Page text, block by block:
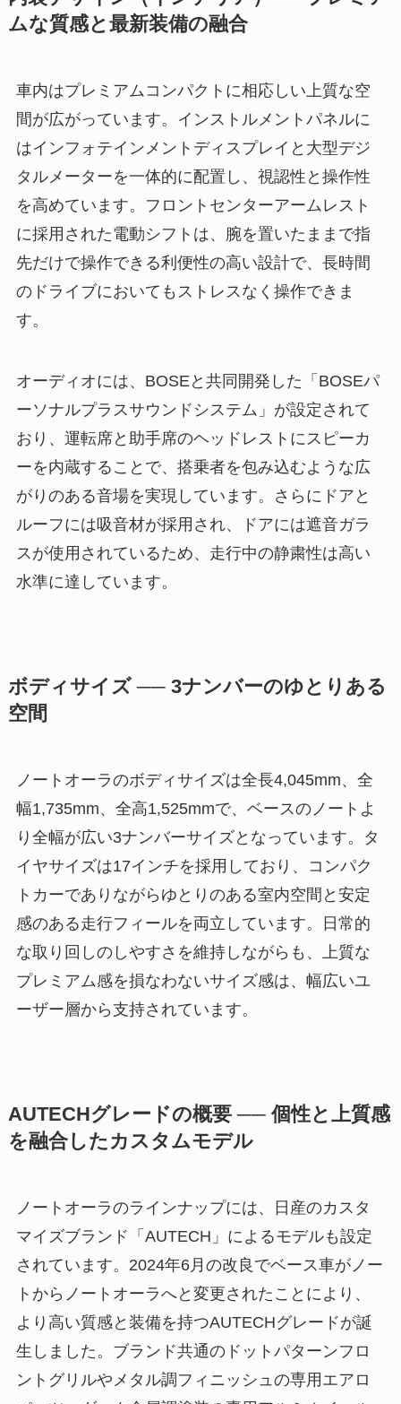
ムな質感と最新装備の融合
車内はプレミアムコンパクトに相応しい上質な空
間が広がっています。インストルメントパネルに
はインフォテインメントディスプレイと大型デジ
タルメーターを一体的に配置し、視認性と操作性
を高めています。フロントセンターアームレスト
に採用された電動シフトは、腕を置いたままで指
先だけで操作できる利便性の高い設計で、長時間
のドライブにおいてもストレスなく操作できま
す。
オーディオには、BOSEと共同開発した「BOSEパ
ーソナルプラスサウンドシステム」が設定されて
おり、運転席と助手席のヘッドレストにスピーカ
ーを内蔵することで、搭乗者を包み込むような広
がりのある音場を実現しています。さらにドアと
ルーフには吸音材が採用され、ドアには遮音ガラ
スが使用されているため、走行中の静粛性は高い
水準に達しています。
ボディサイズ ── 3ナンバーのゆとりある
空間
ノートオーラのボディサイズは全長4,045mm、全
幅1,735mm、全高1,525mmで、ベースのノートよ
り全幅が広い3ナンバーサイズとなっています。タ
イヤサイズは17インチを採用しており、コンパク
トカーでありながらゆとりのある室内空間と安定
感のある走行フィールを両立しています。日常的
な取り回しのしやすさを維持しながらも、上質な
プレミアム感を損なわないサイズ感は、幅広いユ
ーザー層から支持されています。
AUTECHグレードの概要 ── 個性と上質感
を融合したカスタムモデル
ノートオーラのラインナップには、日産のカスタ
マイズブランド「AUTECH」によるモデルも設定
されています。2024年6月の改良でベース車がノー
トからノートオーラへと変更されたことにより、
より高い質感と装備を持つAUTECHグレードが誕
生しました。ブランド共通のドットパターンフロ
ントグリルやメタル調フィニッシュの専用エアロ